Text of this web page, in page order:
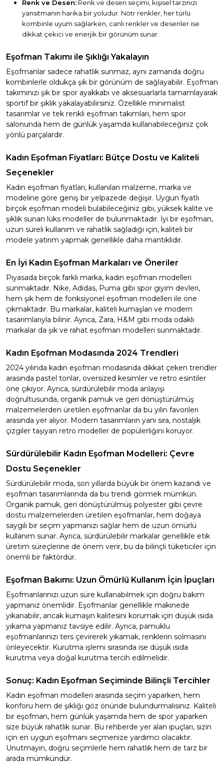
Renk ve Desen: Renk ve desen seçimi, kişisel tarzınızı
yansıtmanın harika bir yoludur. Nötr renkler, her türlü
kombinle uyum sağlarken, canlı renkler ve desenler ise
dikkat çekici ve enerjik bir görünüm sunar.
Eşofman Takımı ile Şıklığı Yakalayın
Eşofmanlar sadece rahatlık sunmaz, aynı zamanda doğru
kombinlerle oldukça şık bir görünüm de sağlayabilir. Eşofman
takımınızı şık bir spor ayakkabı ve aksesuarlarla tamamlayarak
sportif bir şıklık yakalayabilirsiniz. Özellikle minimalist
tasarımlar ve tek renkli eşofman takımları, hem spor
salonunda hem de günlük yaşamda kullanabileceğiniz çok
yönlü parçalardır.
Kadın Eşofman Fiyatları: Bütçe Dostu ve Kaliteli
Seçenekler
Kadın eşofman fiyatları, kullanılan malzeme, marka ve
modeline göre geniş bir yelpazede değişir. Uygun fiyatlı
birçok eşofman modeli bulabileceğiniz gibi, yüksek kalite ve
şıklık sunan lüks modeller de bulunmaktadır. İyi bir eşofman,
uzun süreli kullanım ve rahatlık sağladığı için, kaliteli bir
modele yatırım yapmak genellikle daha mantıklıdır.
En İyi Kadın Eşofman Markaları ve Öneriler
Piyasada birçok farklı marka, kadın eşofman modelleri
sunmaktadır. Nike, Adidas, Puma gibi spor giyim devleri,
hem şık hem de fonksiyonel eşofman modelleri ile öne
çıkmaktadır. Bu markalar, kaliteli kumaşları ve modern
tasarımlarıyla bilinir. Ayrıca, Zara, H&M gibi moda odaklı
markalar da şık ve rahat eşofman modelleri sunmaktadır.
Kadın Eşofman Modasında 2024 Trendleri
2024 yılında kadın eşofman modasında dikkat çeken trendler
arasında pastel tonlar, oversized kesimler ve retro esintiler
öne çıkıyor. Ayrıca, sürdürülebilir moda anlayışı
doğrultusunda, organik pamuk ve geri dönüştürülmüş
malzemelerden üretilen eşofmanlar da bu yılın favorileri
arasında yer alıyor. Modern tasarımların yanı sıra, nostaljik
çizgiler taşıyan retro modeller de popülerliğini koruyor.
Sürdürülebilir Kadın Eşofman Modelleri: Çevre
Dostu Seçenekler
Sürdürülebilir moda, son yıllarda büyük bir önem kazandı ve
eşofman tasarımlarında da bu trendi görmek mümkün.
Organik pamuk, geri dönüştürülmüş polyester gibi çevre
dostu malzemelerden üretilen eşofmanlar, hem doğaya
saygılı bir seçim yapmanızı sağlar hem de uzun ömürlü
kullanım sunar. Ayrıca, sürdürülebilir markalar genellikle etik
üretim süreçlerine de önem verir, bu da bilinçli tüketiciler için
önemli bir faktördür.
Eşofman Bakımı: Uzun Ömürlü Kullanım İçin İpuçları
Eşofmanlarınızı uzun süre kullanabilmek için doğru bakım
yapmanız önemlidir. Eşofmanlar genellikle makinede
yıkanabilir, ancak kumaşın kalitesini korumak için düşük ısıda
yıkama yapmanız tavsiye edilir. Ayrıca, pamuklu
eşofmanlarınızı ters çevirerek yıkamak, renklerin solmasını
önleyecektir. Kurutma işlemi sırasında ise düşük ısıda
kurutma veya doğal kurutma tercih edilmelidir.
Sonuç: Kadın Eşofman Seçiminde Bilinçli Tercihler
Kadın eşofman modelleri arasında seçim yaparken, hem
konforu hem de şıklığı göz önünde bulundurmalısınız. Kaliteli
bir eşofman, hem günlük yaşamda hem de spor yaparken
size büyük rahatlık sunar. Bu rehberde yer alan ipuçları, sizin
için en uygun eşofmanı seçmenize yardımcı olacaktır.
Unutmayın, doğru seçimlerle hem rahatlık hem de tarz bir
arada mümkündür.